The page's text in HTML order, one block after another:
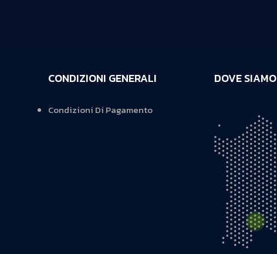
CONDIZIONI GENERALI
Condizioni Di Pagamento
DOVE SIAMO